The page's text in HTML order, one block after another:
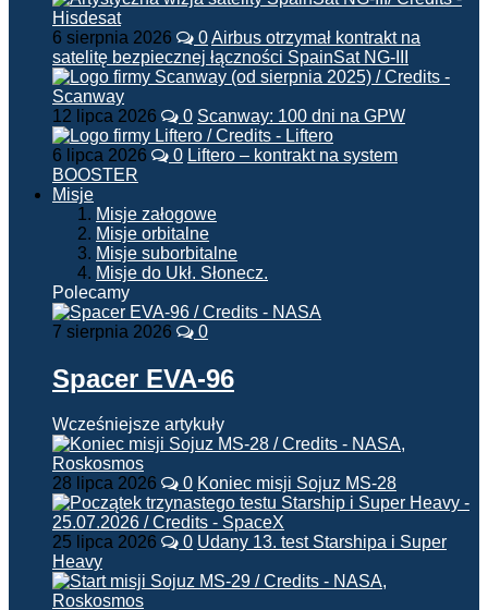
6 sierpnia 2026 0Airbus otrzymał kontrakt na
satelitę bezpiecznej łączności SpainSat NG-III
12 lipca 2026 0 Scanway: 100 dni na GPW
6 lipca 2026 0 Liftero – kontrakt na system
BOOSTER
Misje
Misje załogowe
Misje orbitalne
Misje suborbitalne
Misje do Ukł. Słonecz.
Polecamy
7 sierpnia 2026 0
Spacer EVA-96
Wcześniejsze artykuły
28 lipca 2026 0 Koniec misji Sojuz MS-28
25 lipca 2026 0 Udany 13. test Starshipa i Super
Heavy